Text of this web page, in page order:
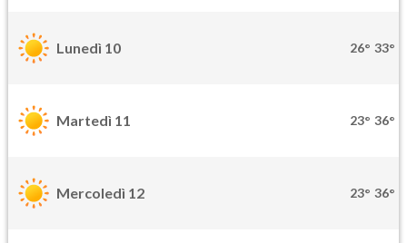
Lunedì 10 26° 33°
Martedì 11 23° 36°
Mercoledì 12 23° 36°